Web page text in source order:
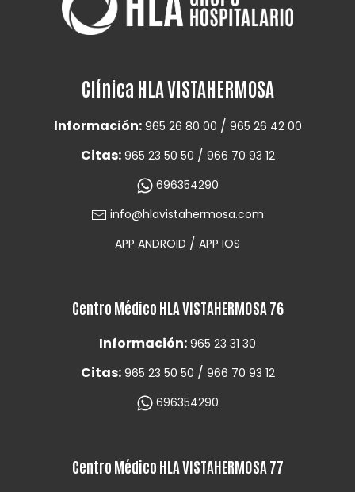
Clínica HLA VISTAHERMOSA
Información: 965 26 80 00 / 965 26 42 00
Citas: 965 23 50 50 / 966 70 93 12
696354290
info@hlavistahermosa.com
APP ANDROID / APP IOS
Centro Médico HLA VISTAHERMOSA 76
Información: 965 23 31 30
Citas: 965 23 50 50 / 966 70 93 12
696354290
Centro Médico HLA VISTAHERMOSA 77